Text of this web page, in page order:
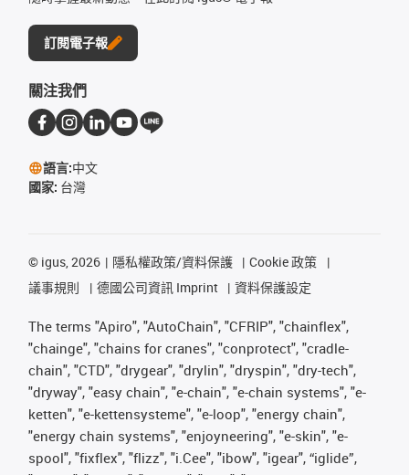
訂閱電子報
關注我們
語言:中文
國家: 台灣
© igus, 2026 隱私權政策/資料保護
Cookie 政策
議事規則
德國公司資訊 Imprint 資料保護設定
The terms "Apiro", "AutoChain", "CFRIP", "chainflex",
"chainge", "chains for cranes", "conprotect", "cradle-
chain", "CTD", "drygear", "drylin", "dryspin", "dry-tech",
"dryway", "easy chain", "e-chain", "e-chain systems", "e-
ketten", "e-kettensysteme", "e-loop", "energy chain",
"energy chain systems", "enjoyneering", "e-skin", "e-
spool", "fixflex", "flizz", "i.Cee", "ibow", "igear", “iglide”,